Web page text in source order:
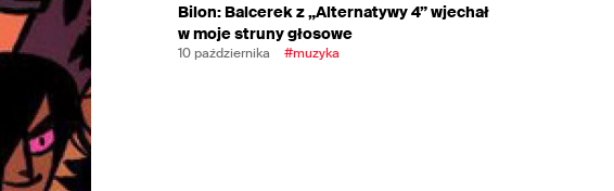
Bilon: Balcerek z „Alternatywy 4” wjechał
w moje struny głosowe
10 października #muzyka